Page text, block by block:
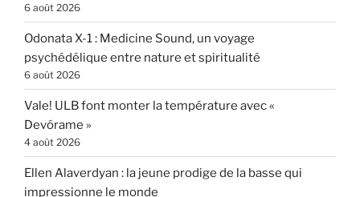
6 août 2026
Odonata X-1 : Medicine Sound, un voyage
psychédélique entre nature et spiritualité
6 août 2026
Vale! ULB font monter la température avec «
Devórame »
4 août 2026
Ellen Alaverdyan : la jeune prodige de la basse qui
impressionne le monde